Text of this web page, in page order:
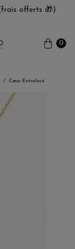
offerts 🎁)
0
Cœur Entrelacé